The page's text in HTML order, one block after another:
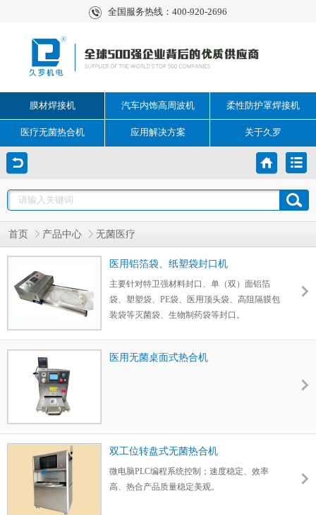
全国服务热线：400-920-2696
膜材焊接机 汽车内饰高周波机 柔性防护罩焊接机
医疗无菌热合机 应用解决方案 关于久罗
首页 产品中心 无菌医疗
医用铝箔袋、纸塑袋封口机
主要针对特卫强材料封口、单（双）面铝箔
袋、塑塑袋、PE袋、医用顶头袋、高阻隔膜包
装袋等灭菌袋、生物制药袋等封口。
医用无菌桌面式热合机
双工位转盘式无菌热合机
微电脑PLC编程系统控制；速度稳定、效率
高、热合产品质量稳定美观。